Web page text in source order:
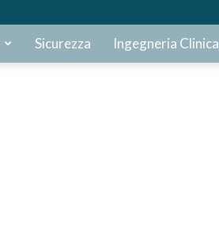
Sicurezza Ingegneria Clinica